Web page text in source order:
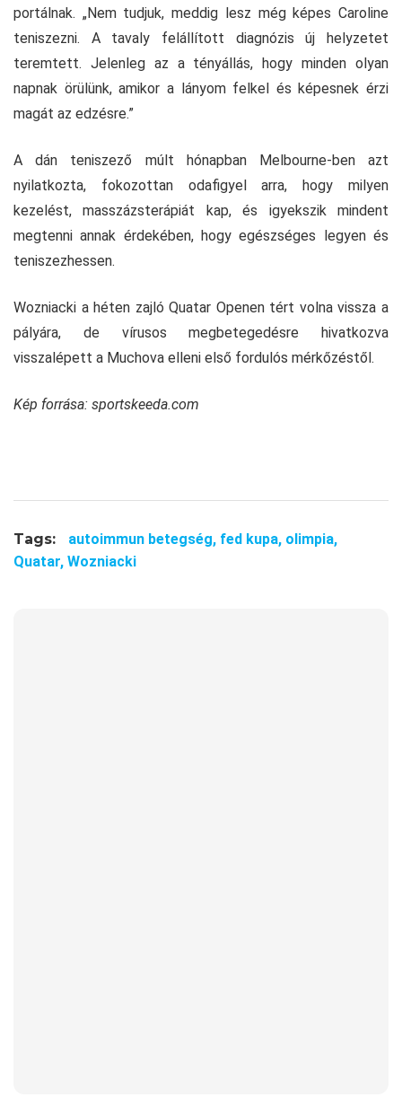
portálnak. „Nem tudjuk, meddig lesz még képes Caroline
teniszezni. A tavaly felállított diagnózis új helyzetet
teremtett. Jelenleg az a tényállás, hogy minden olyan
napnak örülünk, amikor a lányom felkel és képesnek érzi
magát az edzésre.”
A dán teniszező múlt hónapban Melbourne-ben azt
nyilatkozta, fokozottan odafigyel arra, hogy milyen
kezelést, masszázsterápiát kap, és igyekszik mindent
megtenni annak érdekében, hogy egészséges legyen és
teniszezhessen.
Wozniacki a héten zajló Quatar Openen tért volna vissza a
pályára, de vírusos megbetegedésre hivatkozva
visszalépett a Muchova elleni első fordulós mérkőzéstől.
Kép forrása: sportskeeda.com
Tags: autoimmun betegség, fed kupa, olimpia,
Quatar, Wozniacki